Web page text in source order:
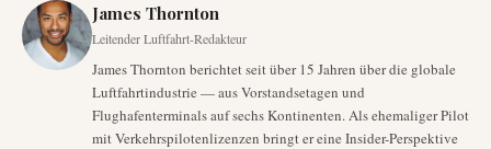
James Thornton
Leitender Luftfahrt-Redakteur
James Thornton berichtet seit über 15 Jahren über die globale
Luftfahrtindustrie — aus Vorstandsetagen und
Flughafenterminals auf sechs Kontinenten. Als ehemaliger Pilot
mit Verkehrspilotenlizenzen bringt er eine Insider-Perspektive